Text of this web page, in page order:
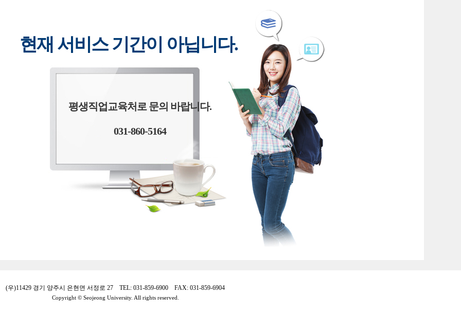
현재 서비스 기간이 아닙니다.
평생직업교육처로 문의 바랍니다.
031-860-5164
(우)11429 경기 양주시 은현면 서정로 27 TEL: 031-859-6900 FAX: 031-859-6904
Copyright © Seojeong University. All rights reserved.